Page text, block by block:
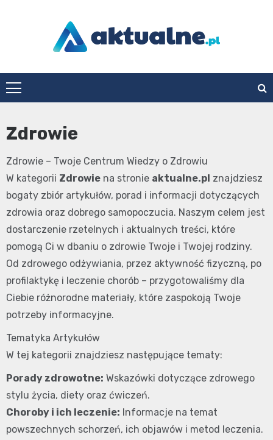
aktualne.pl
Zdrowie
Zdrowie – Twoje Centrum Wiedzy o Zdrowiu
W kategorii Zdrowie na stronie aktualne.pl znajdziesz
bogaty zbiór artykułów, porad i informacji dotyczących
zdrowia oraz dobrego samopoczucia. Naszym celem jest
dostarczenie rzetelnych i aktualnych treści, które
pomogą Ci w dbaniu o zdrowie Twoje i Twojej rodziny.
Od zdrowego odżywiania, przez aktywność fizyczną, po
profilaktykę i leczenie chorób – przygotowaliśmy dla
Ciebie różnorodne materiały, które zaspokoją Twoje
potrzeby informacyjne.
Tematyka Artykułów
W tej kategorii znajdziesz następujące tematy:
Porady zdrowotne: Wskazówki dotyczące zdrowego
stylu życia, diety oraz ćwiczeń.
Choroby i ich leczenie: Informacje na temat
powszechnych schorzeń, ich objawów i metod leczenia.